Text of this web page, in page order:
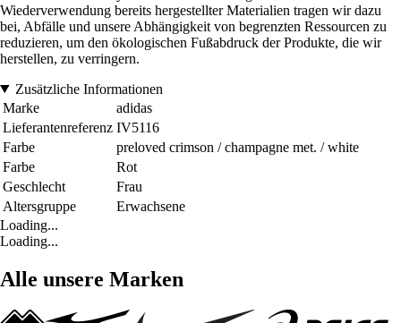
Wiederverwendung bereits hergestellter Materialien tragen wir dazu
bei, Abfälle und unsere Abhängigkeit von begrenzten Ressourcen zu
reduzieren, um den ökologischen Fußabdruck der Produkte, die wir
herstellen, zu verringern.
Zusätzliche Informationen
Marke
adidas
Lieferantenreferenz IV5116
Farbe
preloved crimson / champagne met. / white
Farbe
Rot
Geschlecht
Frau
Altersgruppe
Erwachsene
Loading...
Loading...
Alle unsere Marken